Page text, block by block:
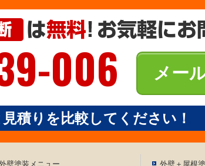
006 メー
積りを比較してください！
壁塗装メニュー 外壁＋屋根